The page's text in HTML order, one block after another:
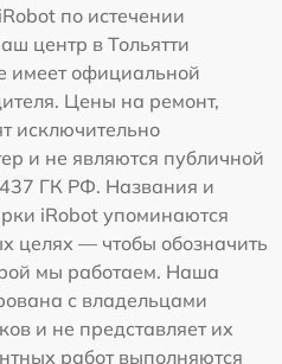
по истечении
центр в Тольятти
имеет официальной
Цены на ремонт,
исключительно
и не являются публичной
437 ГК РФ. Названия и
iRobot упоминаются
целях — чтобы обозначить
мы работаем. Наша
с владельцами
и не представляет их
работ выполняются